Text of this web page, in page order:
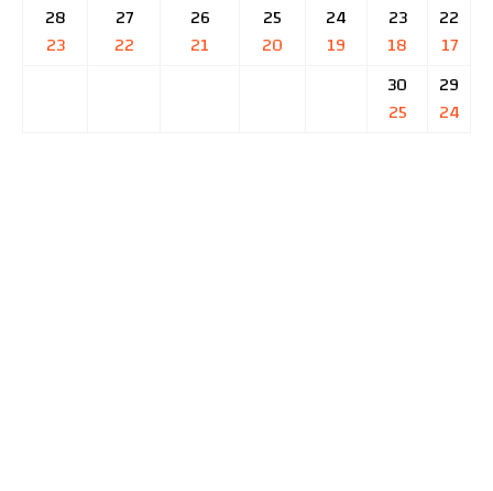
22
17
23
18
24
19
25
20
26
21
27
22
28
23
29
24
30
25